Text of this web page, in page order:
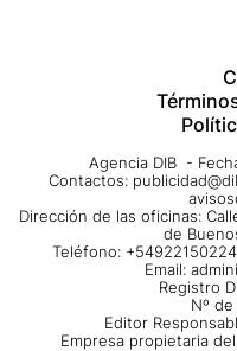
Agencia DIB -
Contactos:
Dirección de las oficinas:
de
Teléfono:
Email:
Registro
Nº
Editor
Empresa propietaria